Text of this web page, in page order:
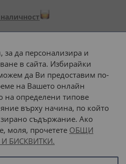
на плащане:
до адрес с:
наш транспорт
за да персонализира и
в сайта. Избирайки
да Ви предоставим по-
на Вашето онлайн
на определени типове
върху начина, по който
съдържание. Ако
моля, прочетете ОБЩИ
БИСКВИТКИ.